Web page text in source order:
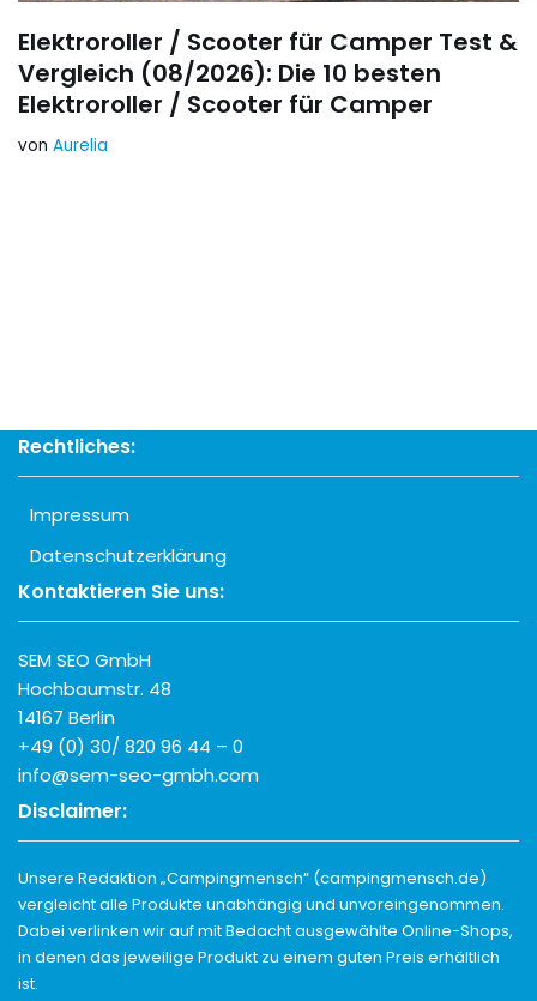
Elektroroller / Scooter für Camper Test &
Vergleich (08/2026): Die 10 besten
Elektroroller / Scooter für Camper
von Aurelia
Rechtliches:
Impressum
Datenschutzerklärung
Kontaktieren Sie uns:
SEM SEO GmbH
Hochbaumstr. 48
14167 Berlin
+49 (0) 30/ 820 96 44 – 0
info@sem-seo-gmbh.com
Disclaimer:
Unsere Redaktion „Campingmensch“ (campingmensch.de)
vergleicht alle Produkte unabhängig und unvoreingenommen.
Dabei verlinken wir auf mit Bedacht ausgewählte Online-Shops,
in denen das jeweilige Produkt zu einem guten Preis erhältlich
ist.